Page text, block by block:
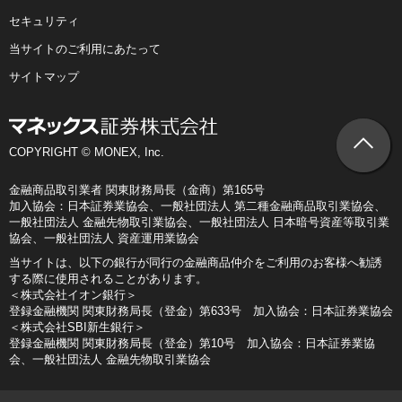
セキュリティ
当サイトのご利用にあたって
サイトマップ
COPYRIGHT © MONEX, Inc.
金融商品取引業者 関東財務局長（金商）第165号
加入協会：日本証券業協会、一般社団法人 第二種金融商品取引業協会、
一般社団法人 金融先物取引業協会、一般社団法人 日本暗号資産等取引業
協会、一般社団法人 資産運用業協会
当サイトは、以下の銀行が同行の金融商品仲介をご利用のお客様へ勧誘
する際に使用されることがあります。
＜株式会社イオン銀行＞
登録金融機関 関東財務局長（登金）第633号 加入協会：日本証券業協会
＜株式会社SBI新生銀行＞
登録金融機関 関東財務局長（登金）第10号 加入協会：日本証券業協
会、一般社団法人 金融先物取引業協会